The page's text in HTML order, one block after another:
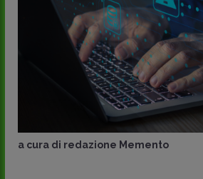
a cura di redazione Memento